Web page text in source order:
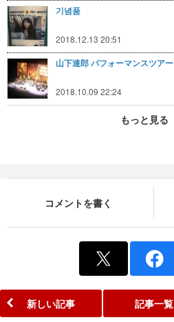
기념품
2018.12.13 20:51
山下達郎 パフォーマンスツアー
2018.10.09 22:24
もっと見る
コメントを書く
新しい記事 記事一覧